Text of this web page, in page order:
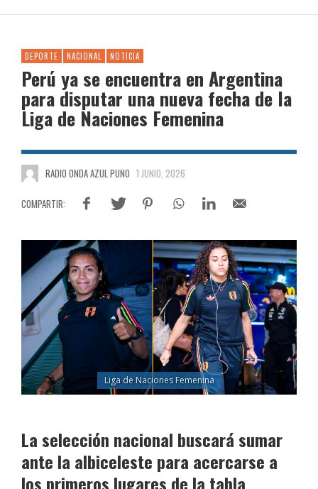
DEPORTE NACIONAL NOTICIA
Perú ya se encuentra en Argentina
para disputar una nueva fecha de la
Liga de Naciones Femenina
RADIO ONDA AZUL PUNO 1 JUNIO, 2026
Liga de Naciones Femenina
La selección nacional buscará sumar
ante la albiceleste para acercarse a
los primeros lugares de la tabla